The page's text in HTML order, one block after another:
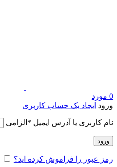
0 مورد
ورود ایجاد یک حساب کاربری
نام کاربری یا آدرس ایمیل * الزامی
ورود
رمز عبور را فراموش کرده اید؟